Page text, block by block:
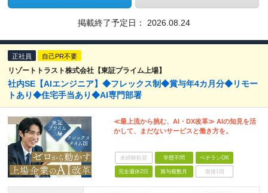
掲載終了予定日： 2026.08.24
正社員 自己PR不要
リゾートトラスト株式会社【東証プライム上場】
社内SE【AIエンジニア】◆フレックス制◆賞与年4カ月分◆リモー
トあり◆住宅手当あり◆AI専門部署
≪最上流から挑む、AI・DX改革≫ AIの知見を活
かして、まだないサービスと働き方を。
未経験歓迎 学歴不問 ベテランOK
完全週休2日 賞与複数月 面接1回